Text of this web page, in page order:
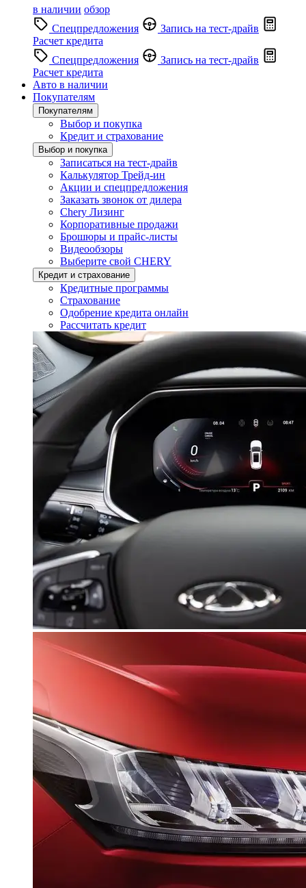
в наличии обзор
Спецпредложения
Запись на тест-драйв
Расчет кредита
Спецпредложения
Запись на тест-драйв
Расчет кредита
Авто в наличии
Покупателям
Покупателям
Выбор и покупка
Кредит и страхование
Выбор и покупка
Записаться на тест-драйв
Калькулятор Трейд-ин
Акции и спецпредложения
Заказать звонок от дилера
Chery Лизинг
Корпоративные продажи
Брошюры и прайс-листы
Видеообзоры
Выберите свой CHERY
Кредит и страхование
Кредитные программы
Страхование
Одобрение кредита онлайн
Рассчитать кредит